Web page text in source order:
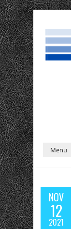
NOV
12
2021